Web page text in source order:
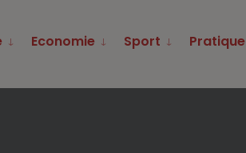
Economie Sport Pratique